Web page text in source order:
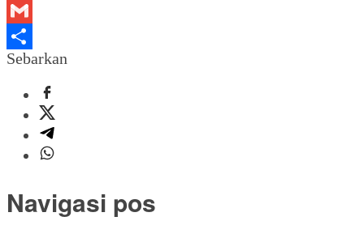
LinkedIn
Gmail
Share
Sebarkan
Navigasi pos